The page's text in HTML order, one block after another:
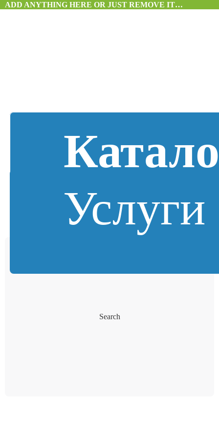
ADD ANYTHING HERE OR JUST REMOVE IT…
Услуги
Search